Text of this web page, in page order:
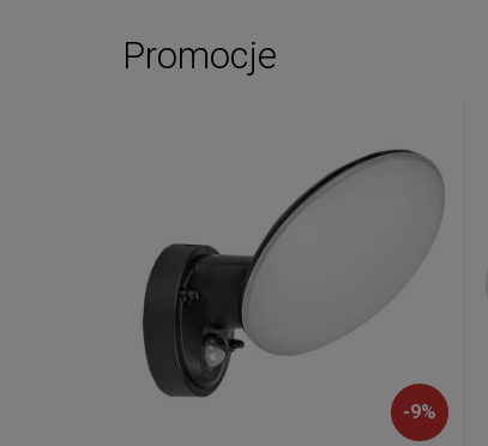
Promocje
-9%